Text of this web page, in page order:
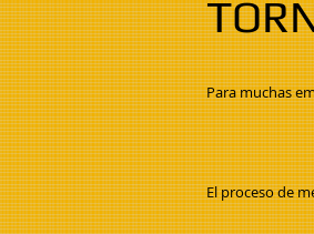
Para muchas
El proceso de